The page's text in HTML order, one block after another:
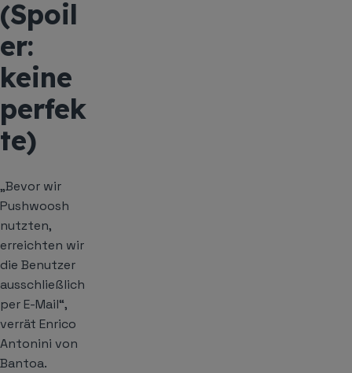
(Spoil
er:
keine
perfek
te)
„Bevor wir
Pushwoosh
nutzten,
erreichten wir
die Benutzer
ausschließlich
per E-Mail“,
verrät Enrico
Antonini von
Bantoa.